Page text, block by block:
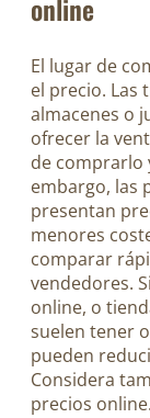
online
El lugar de
el precio. Las
almacenes o
ofrecer la
de comprarlo
embargo, las
presentan
menores
comparar
vendedores.
online, o
suelen tener
pueden
Considera
precios online.